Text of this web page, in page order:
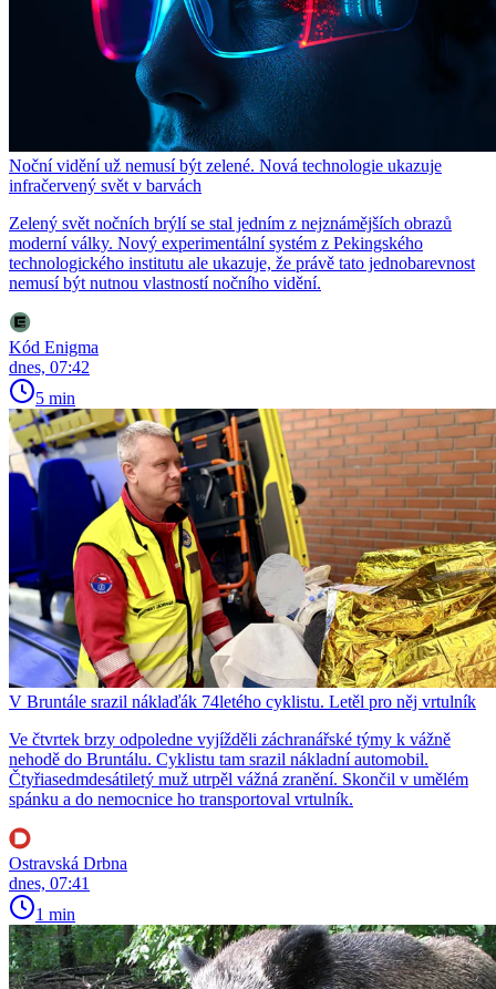
Noční vidění už nemusí být zelené. Nová technologie ukazuje
infračervený svět v barvách
Zelený svět nočních brýlí se stal jedním z nejznámějších obrazů
moderní války. Nový experimentální systém z Pekingského
technologického institutu ale ukazuje, že právě tato jednobarevnost
nemusí být nutnou vlastností nočního vidění.
Kód Enigma
dnes, 07:42
5 min
V Bruntále srazil náklaďák 74letého cyklistu. Letěl pro něj vrtulník
Ve čtvrtek brzy odpoledne vyjížděli záchranářské týmy k vážně
nehodě do Bruntálu. Cyklistu tam srazil nákladní automobil.
Čtyřiasedmdesátiletý muž utrpěl vážná zranění. Skončil v umělém
spánku a do nemocnice ho transportoval vrtulník.
Ostravská Drbna
dnes, 07:41
1 min